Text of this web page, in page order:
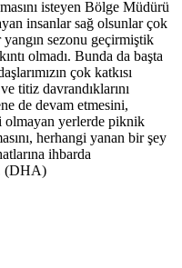
isteyen Bölge Müdürü
insanlar sağ olsunlar çok
sezonu geçirmiştik
olmadı. Bunda da başta
çok katkısı
titiz davrandıklarını
de devam etmesini,
olmayan yerlerde piknik
herhangi yanan bir şey
ihbarda
(DHA)